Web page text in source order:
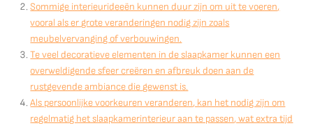
Sommige interieurideeën kunnen duur zijn om uit te voeren,
vooral als er grote veranderingen nodig zijn zoals
meubelvervanging of verbouwingen.
Te veel decoratieve elementen in de slaapkamer kunnen een
overweldigende sfeer creëren en afbreuk doen aan de
rustgevende ambiance die gewenst is.
Als persoonlijke voorkeuren veranderen, kan het nodig zijn om
regelmatig het slaapkamerinterieur aan te passen, wat extra tijd